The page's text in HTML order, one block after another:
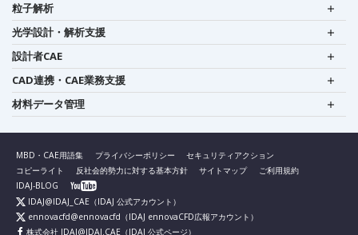
粒子解析
光学設計・解析支援
設計者CAE
CAD連携・CAE業務支援
材料データ管理
MBD・CAE用語集 プライバシーポリシー
セキュリティアクション
コピーライト
反社会的勢力に対する基本方針 サイトマップ
ご利用規約
IDAJ-BLOG
IDAJ@IDAJ_CAE （IDAJ 公式アカウント）
ennovacfd@ennovacfd （IDAJ ennovaCFD広報アカウント）
株式会社 IDAJ@IDAJ.CAE （IDAJ 公式ページ）